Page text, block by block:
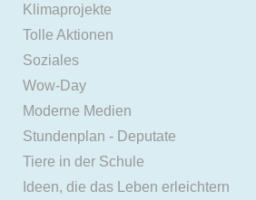
Klimaprojekte
Tolle Aktionen
Soziales
Wow-Day
Moderne Medien
Stundenplan - Deputate
Tiere in der Schule
Ideen, die das Leben erleichtern